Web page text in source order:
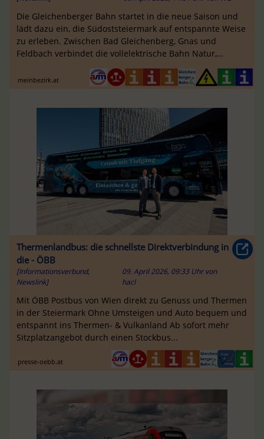
Die Gleichenberger Bahn startet in die neue Saison und
lädt dazu ein, die Südoststeiermark auf entspannte Weise
zu erleben. Zwischen Bad Gleichenberg, Gnas und
Feldbach verbindet die vollelektrische Bahn Natur,
meinbezirk.at
Thermenlandbus: die schnellste Direktverbindung in
die - ÖBB
[Informationsverbund,
Newslink]
09. April 2026, 09:33 Uhr von
hacl
Mit ÖBB Postbus von Wien direkt zu Genuss und Thermen
in der Steiermark Ohne Umsteigen und Auto bequem und
entspannt ins Thermen- & Vulkanland Ab sofort mehr
Sitzplatzangebot durch einen Stockbus...
presse-oebb.at